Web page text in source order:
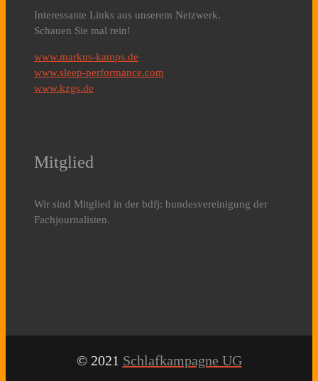
Interessante Links aus unserem Netzwerk.
Schauen Sie mal rein!
www.markus-kamps.de
www.sleep-performance.com
www.kzgs.de
Mitglied
Wir sind Mitglied in der bdfj: bundesvereinigung der
Fachjournalisten.
© 2021 Schlafkampagne UG